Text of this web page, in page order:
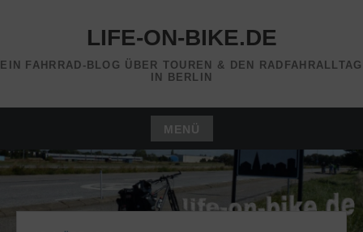
LIFE-ON-BIKE.DE
EIN FAHRRAD-BLOG ÜBER TOUREN & DEN RADFAHRALLTAG
IN BERLIN
MENÜ
Zum
Inhalt